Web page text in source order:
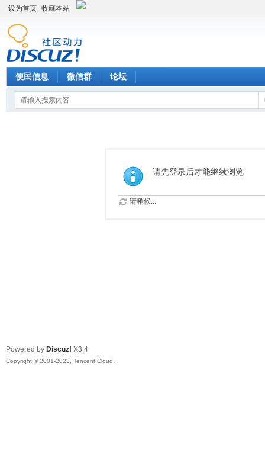
设为首页 收藏本站
便民信息 微信群 论坛
请先登录后才能继续浏览
请稍候...
Powered by Discuz! X3.4
Copyright © 2001-2023, Tencent Cloud.